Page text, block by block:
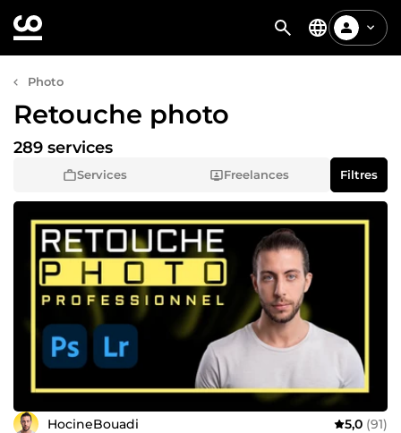
Photo
Retouche photo
Services Freelances
289 services
Filtres
HocineBouadi 5,0 (91)